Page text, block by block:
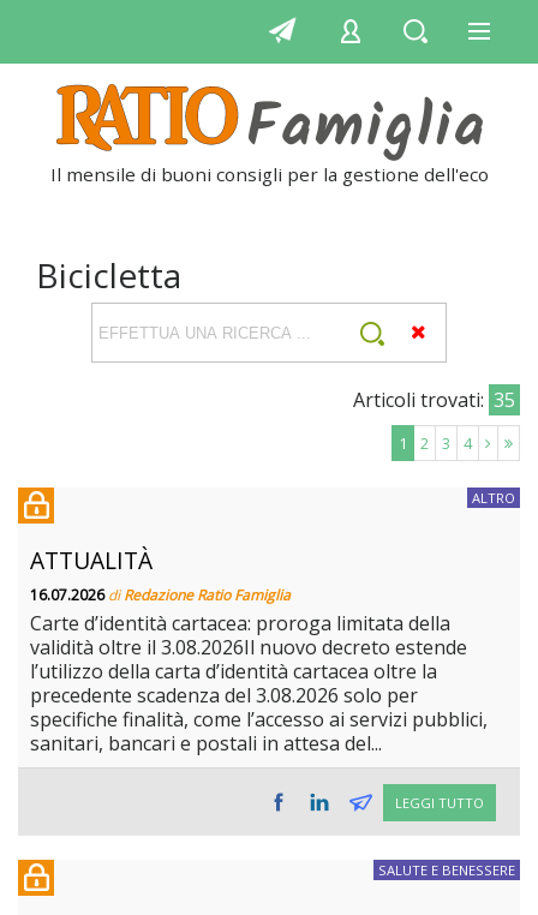
Il mensile di buoni consigli per la gestione dell'econom
Bicicletta
Articoli trovati: 35
1 2 3 4
ALTRO
ATTUALITÀ
16.07.2026diRedazione Ratio Famiglia
Carte d’identità cartacea: proroga limitata della
validità oltre il 3.08.2026Il nuovo decreto estende
l’utilizzo della carta d’identità cartacea oltre la
precedente scadenza del 3.08.2026 solo per
specifiche finalità, come l’accesso ai servizi pubblici,
sanitari, bancari e postali in attesa del...
LEGGI TUTTO
SALUTE E BENESSERE